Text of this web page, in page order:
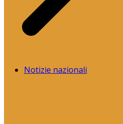
Notizie nazionali